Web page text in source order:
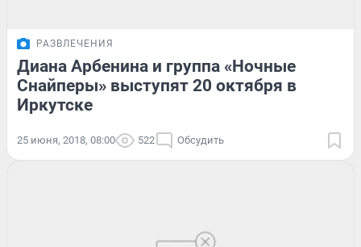
РАЗВЛЕЧЕНИЯ
Диана Арбенина и группа «Ночные
Снайперы» выступят 20 октября в
Иркутске
25 июня, 2018, 08:00 522 Обсудить